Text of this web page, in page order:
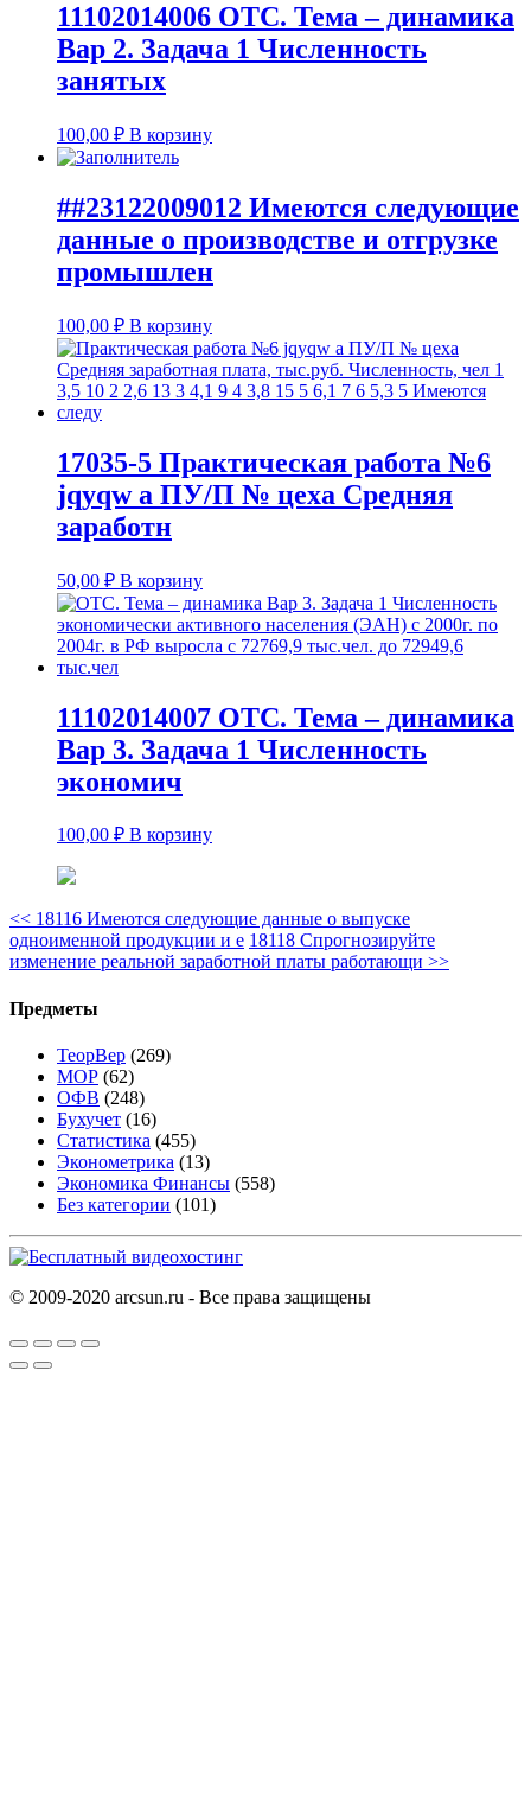
11102014006 ОТС. Тема – динамика
Вар 2. Задача 1 Численность
занятых
100,00 ₽ В корзину
##23122009012 Имеются следующие
данные о производстве и отгрузке
промышлен
100,00 ₽ В корзину
17035-5 Практическая работа №6
jqyqw а ПУ/П № цеха Средняя
заработн
50,00 ₽ В корзину
11102014007 ОТС. Тема – динамика
Вар 3. Задача 1 Численность
экономич
100,00 ₽ В корзину
<< 18116 Имеются следующие данные о выпуске
одноименной продукции и е 18118 Спрогнозируйте
изменение реальной заработной платы работающи >>
Предметы
ТеорВер (269)
МОР (62)
ОФВ (248)
Бухучет (16)
Статистика (455)
Эконометрика (13)
Экономика Финансы (558)
Без категории (101)
© 2009-2020 arcsun.ru - Все права защищены